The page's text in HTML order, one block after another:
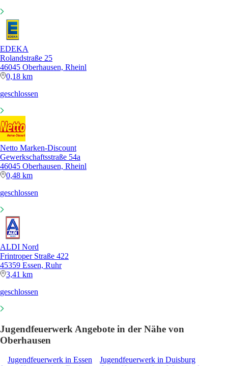
EDEKA
Rolandstraße 25
46045 Oberhausen, Rheinl
0,18 km
geschlossen
Netto Marken-Discount
Gewerkschaftsstraße 54a
46045 Oberhausen, Rheinl
0,48 km
geschlossen
ALDI Nord
Frintroper Straße 422
45359 Essen, Ruhr
3,41 km
geschlossen
Jugendfeuerwerk Angebote in der Nähe von
Oberhausen
Jugendfeuerwerk in Essen
Jugendfeuerwerk in Duisburg